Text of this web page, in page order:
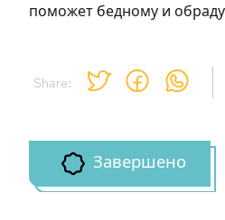
Share:
поможет бедному и
Завершено